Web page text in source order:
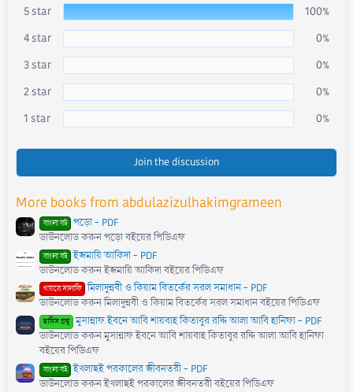
0
0
s
a
r
5 star
100%
4 star
0%
3 star
0%
2 star
0%
1 star
0%
Join the discussion
More books from abdulazizulhakimgrameen
বাংলা বই পড়ো - PDF
ডাউনলোড করুন পড়ো বইয়ের পিডিএফ
বাংলা বই ইজমায়ি আকিদা - PDF
ডাউনলোড করুন ইজমায়ি আকিদা বইয়ের পিডিএফ
গায়রে সালাফি মিলাদুন্নবী ও কিয়াম বিতর্কের সরল সমাধান - PDF
ডাউনলোড করুন মিলাদুন্নবী ও কিয়াম বিতর্কের সরল সমাধান বইয়ের পিডিএফ
হাদিস গ্রন্থ মুসান্নাফ ইবনে আবি শায়বাহ কিতাবুর রদ্দি আলা আবি হানিফা - PDF
ডাউনলোড করুন মুসান্নাফ ইবনে আবি শায়বাহ কিতাবুর রদ্দি আলা আবি হানিফা
বইয়ের পিডিএফ
বাংলা বই ইখলাছই পরকালের জীবনতরী - PDF
ডাউনলোড করুন ইখলাছই পরকালের জীবনতরী বইয়ের পিডিএফ